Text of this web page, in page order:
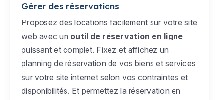
Gérer des réservations
Proposez des locations facilement sur votre site
web avec un outil de réservation en ligne
puissant et complet. Fixez et affichez un
planning de réservation de vos biens et services
sur votre site internet selon vos contraintes et
disponibilités. Et permettez la réservation en